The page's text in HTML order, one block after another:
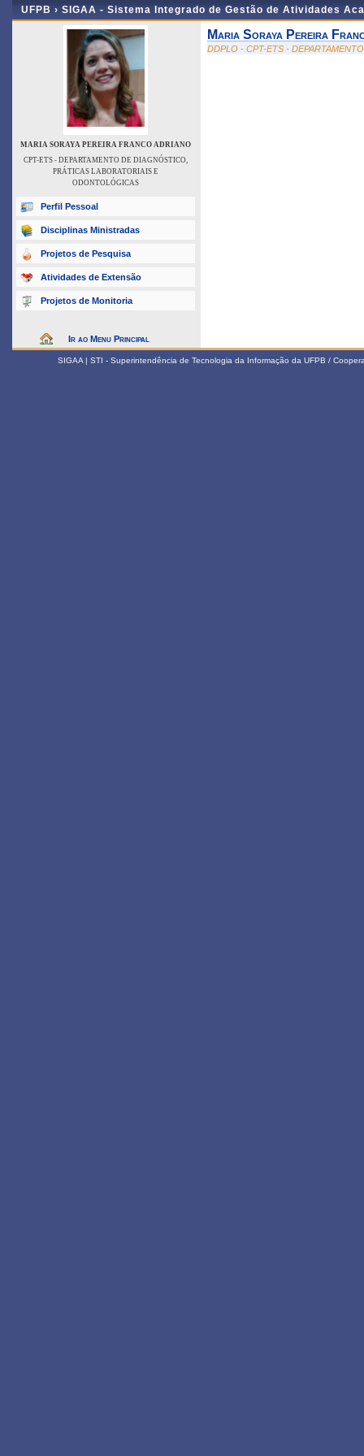
UFPB › SIGAA - Sistema Integrado de Gestão de Atividades
MARIA SORAYA PEREIRA FRANCO ADRIANO
CPT-ETS - DEPARTAMENTO DE DIAGNÓSTICO,
PRÁTICAS LABORATORIAIS E
ODONTOLÓGICAS
Perfil Pessoal
Disciplinas Ministradas
Projetos de Pesquisa
Atividades de Extensão
Projetos de Monitoria
Ir ao Menu Principal
Maria Soraya Pereira
DDPLO - CPT-ETS -
SIGAA | STI - Superintendência de Tecnologia da Informação da UFPB /